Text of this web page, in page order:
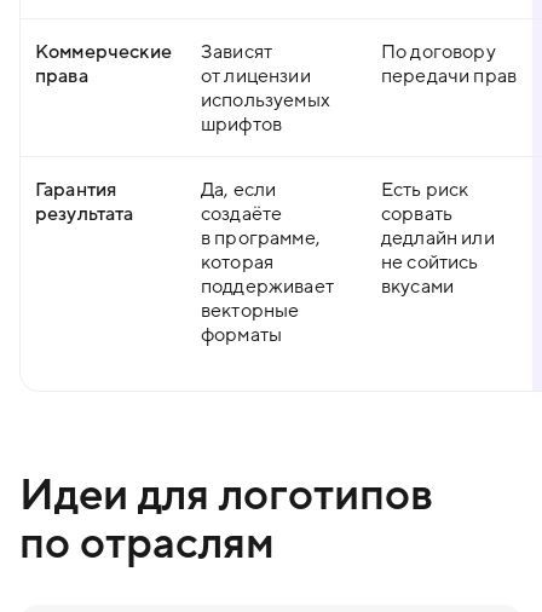
Коммерческие
права
Зависят
от лицензии
используемых
шрифтов
По договору
передачи прав
Гарантия
результата
Да, если
создаёте
в программе,
которая
поддерживает
векторные
форматы
Есть риск
сорвать
дедлайн или
не сойтись
вкусами
Идеи для логотипов
по отраслям